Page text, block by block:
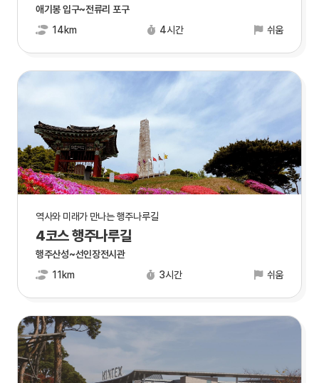
애기봉 입구~전류리 포구
14km
4시간 쉬움
역사와 미래가 만나는 행주나루길
4코스 행주나루길
행주산성~선인장전시관
11km
3시간 쉬움